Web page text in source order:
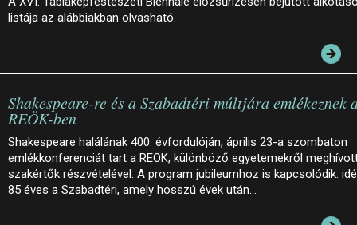
listája az alábbiakban olvasható.
Shakespeare-re és a Szabadtéri múltjára emlékeznek
REÖK-ben
Shakespeare halálának 400. évfordulóján, április 23-a szombaton
emlékkonferenciát tart a REÖK, különböző egyetemekről
szakértők részvételével. A program jubileumhoz is kapcsolódik:
85 éves a Szabadtéri, amely hosszú évek után…